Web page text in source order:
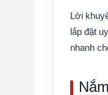
Lời
lắp đặt
nhanh